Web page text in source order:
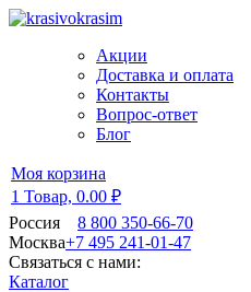
Акции
Доставка и оплата
Контакты
Вопрос-ответ
Блог
Моя корзина
1 Товар, 0.00 ₽
Россия
8 800 350-66-70
Москва+7 495 241-01-47
Связаться с нами:
Каталог